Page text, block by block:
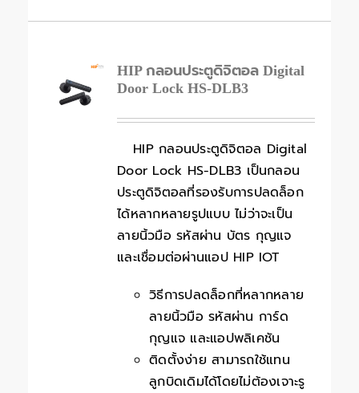
HIP กลอนประตูดิจิตอล Digital
Door Lock HS-DLB3
HIP กลอนประตูดิจิตอล Digital
Door Lock HS-DLB3 เป็นกลอน
ประตูดิจิตอลที่รองรับการปลดล็อก
ได้หลากหลายรูปแบบ ไม่ว่าจะเป็น
ลายนิ้วมือ รหัสผ่าน บัตร กุญแจ
และเชื่อมต่อผ่านแอป HIP IOT
วิธีการปลดล็อกที่หลากหลาย
ลายนิ้วมือ รหัสผ่าน การ์ด
กุญแจ และแอปพลิเคชัน
ติดตั้งง่าย สามารถใช้แทน
ลูกบิดเดิมได้โดยไม่ต้องเจาะรู